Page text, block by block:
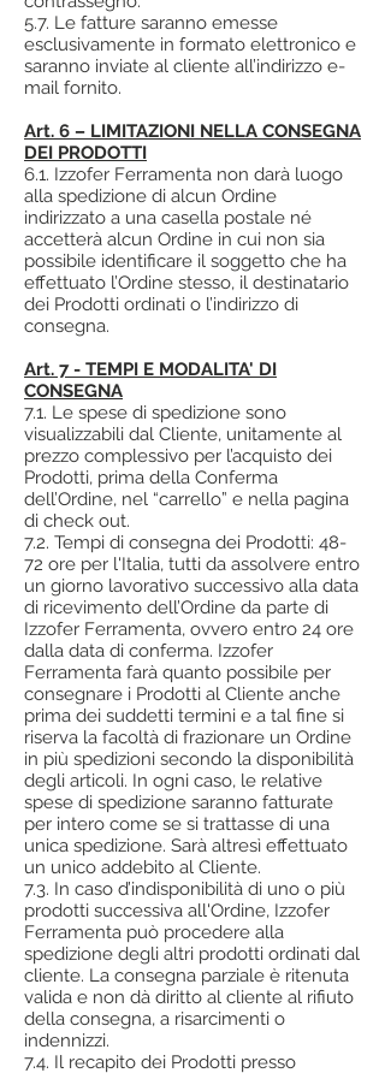
5.7. Le fatture saranno emesse
esclusivamente in formato elettronico e
saranno inviate al cliente all’indirizzo e-
mail fornito.
Art. 6 – LIMITAZIONI NELLA CONSEGNA
DEI PRODOTTI
6.1. Izzofer Ferramenta non darà luogo
alla spedizione di alcun Ordine
indirizzato a una casella postale né
accetterà alcun Ordine in cui non sia
possibile identificare il soggetto che ha
effettuato l’Ordine stesso, il destinatario
dei Prodotti ordinati o l’indirizzo di
consegna.
Art. 7 - TEMPI E MODALITA' DI
CONSEGNA
7.1. Le spese di spedizione sono
visualizzabili dal Cliente, unitamente al
prezzo complessivo per l’acquisto dei
Prodotti, prima della Conferma
dell’Ordine, nel “carrello” e nella pagina
di check out.
7.2. Tempi di consegna dei Prodotti: 48-
72 ore per l'Italia, tutti da assolvere entro
un giorno lavorativo successivo alla data
di ricevimento dell’Ordine da parte di
Izzofer Ferramenta, ovvero entro 24 ore
dalla data di conferma. Izzofer
Ferramenta farà quanto possibile per
consegnare i Prodotti al Cliente anche
prima dei suddetti termini e a tal fine si
riserva la facoltà di frazionare un Ordine
in più spedizioni secondo la disponibilità
degli articoli. In ogni caso, le relative
spese di spedizione saranno fatturate
per intero come se si trattasse di una
unica spedizione. Sarà altresì effettuato
un unico addebito al Cliente.
7.3. In caso d’indisponibilità di uno o più
prodotti successiva all'Ordine, Izzofer
Ferramenta può procedere alla
spedizione degli altri prodotti ordinati dal
cliente. La consegna parziale è ritenuta
valida e non dà diritto al cliente al rifiuto
della consegna, a risarcimenti o
indennizzi.
7.4. Il recapito dei Prodotti presso